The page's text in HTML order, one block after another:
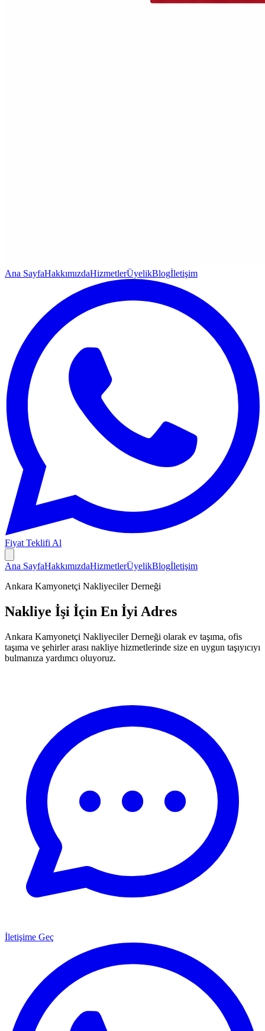
Ana SayfaHakkımızdaHizmetlerÜyelikBlogİletişim
Fiyat Teklifi Al
Ana SayfaHakkımızdaHizmetlerÜyelikBlogİletişim
Ankara Kamyonetçi Nakliyeciler Derneği
Nakliye İşi İçin En İyi Adres
Ankara Kamyonetçi Nakliyeciler Derneği olarak ev taşıma, ofis
taşıma ve şehirler arası nakliye hizmetlerinde size en uygun taşıyıcıyı
bulmanıza yardımcı oluyoruz.
İletişime Geç